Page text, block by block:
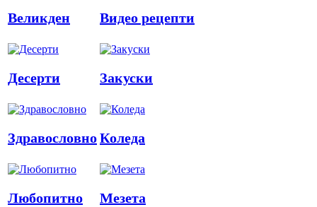
Великден Видео рецепти
Десерти Закуски
ЗдравословноКоледа
Любопитно Мезета